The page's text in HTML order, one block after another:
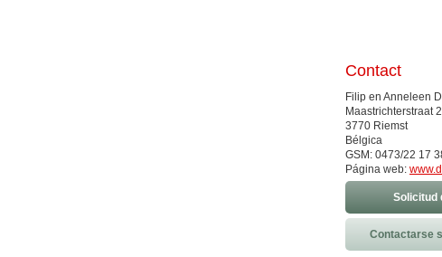
Contact
Filip en Anneleen
Maastrichterstraat 2
3770 Riemst
Bélgica
GSM: 0473/22 17
Página web:
Solicitud
Contactarse